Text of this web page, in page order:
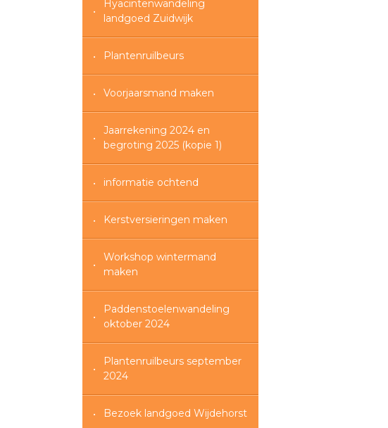
Hyacintenwandeling
landgoed Zuidwijk
Plantenruilbeurs
Voorjaarsmand maken
Jaarrekening 2024 en
begroting 2025 (kopie 1)
informatie ochtend
Kerstversieringen maken
Workshop wintermand
maken
Paddenstoelenwandeling
oktober 2024
Plantenruilbeurs september
2024
Bezoek landgoed Wijdehorst